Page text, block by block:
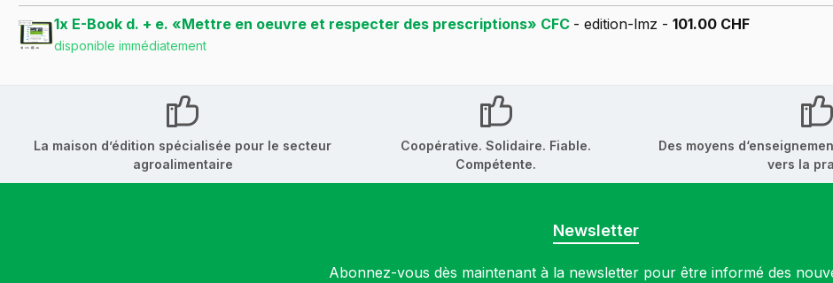
1x E-Book d. + e. «Mettre en oeuvre et respecter des prescriptions» CFC - edition-lmz - 101.00 CHF
disponible immédiatement
La maison d’édition spécialisée pour le secteur
agroalimentaire
Coopérative. Solidaire. Fiable.
Compétente.
Des moyens
vers la
Newsletter
Abonnez-vous dès maintenant à la newsletter pour être informé des